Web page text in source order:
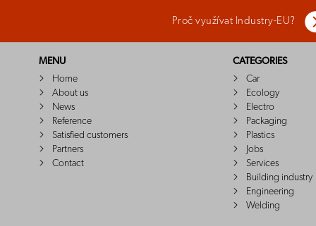
Proč využívat Industry-EU?
MENU
Home
About us
News
Reference
Satisfied customers
Partners
Contact
CATEGORIES
Car
Ecology
Electro
Packaging
Plastics
Jobs
Services
Building industry
Engineering
Welding